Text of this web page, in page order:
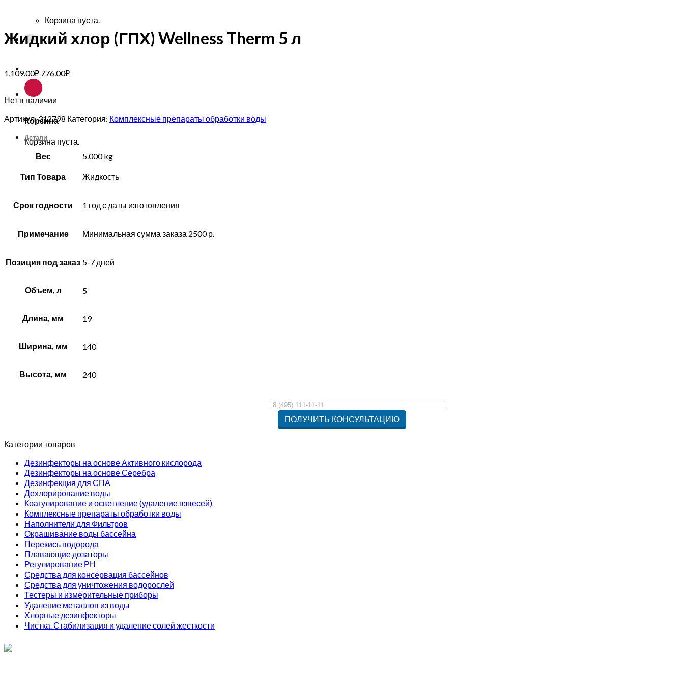
Корзина пуста.
Корзина
Корзина пуста.
Жидкий хлор (ГПХ) Wellness Therm 5 л
1,109.00₽ 776.00₽
Нет в наличии
Артикул:312798 Категория: Комплексные препараты обработки воды
Детали
Вес 5.000 kg
Тип Товара Жидкость
Срок годности 1 год с даты изготовления
Примечание Минимальная сумма заказа 2500 р.
Позиция под заказ 5-7 дней
Объем, л 5
Длина, мм 19
Ширина, мм 140
Высота, мм 240
Категории товаров
Дезинфекторы на основе Активного кислорода
Дезинфекторы на основе Серебра
Дезинфекция для СПА
Дехлорирование воды
Коагулирование и осветление (удаление взвесей)
Комплексные препараты обработки воды
Наполнители для Фильтров
Окрашивание воды бассейна
Перекись водорода
Плавающие дозаторы
Регулирование РН
Средства для консервация бассейнов
Средства для уничтожения водорослей
Тестеры и измерительные приборы
Удаление металлов из воды
Хлорные дезинфекторы
Чистка. Стабилизация и удаление солей жесткости